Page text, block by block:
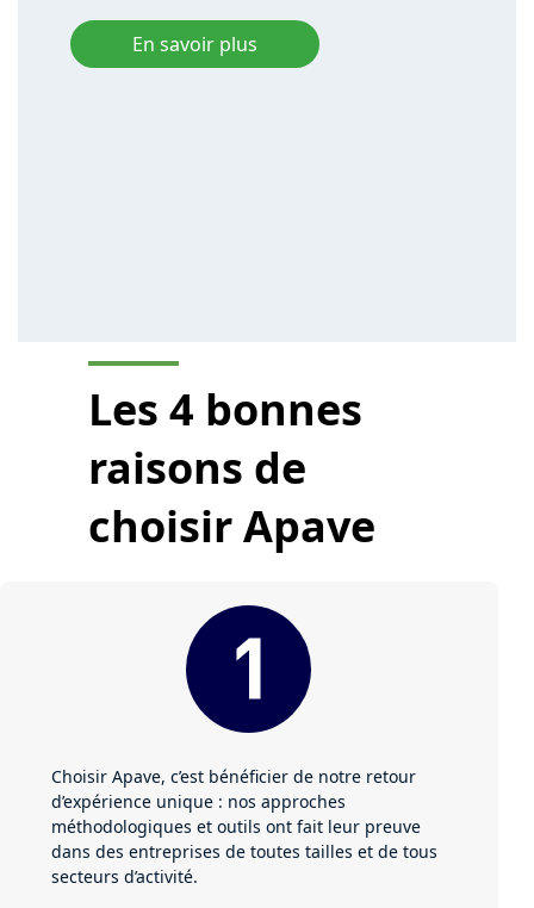
En savoir plus
Les 4 bonnes
raisons de
choisir Apave
Choisir Apave, c’est bénéficier de notre retour
d’expérience unique : nos approches
méthodologiques et outils ont fait leur preuve
dans des entreprises de toutes tailles et de tous
secteurs d’activité.